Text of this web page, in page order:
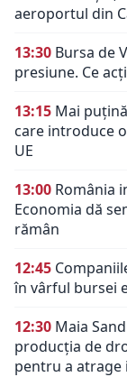
aeroportul din
13:30 Bursa de
presiune. Ce
13:15 Mai
care introduce
UE
13:00 România
Economia dă
rămân
12:45
în vârful bursei
12:30 Maia
producția de
pentru a atrage